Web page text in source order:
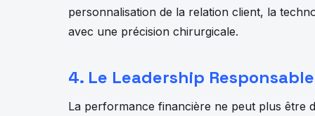
personnalisation de la relation client, la
avec une précision chirurgicale.
4. Le Leadership
La performance financière ne peut plus être